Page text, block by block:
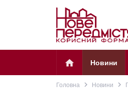
home Новини
Головна navigate_next Новини navigate_next